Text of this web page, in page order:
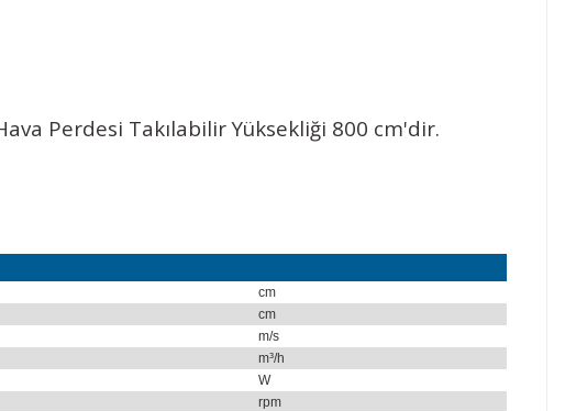
Perdesi Takılabilir Yüksekliği 800 cm'dir.
cm
cm
m/s
m³/h
W
rpm